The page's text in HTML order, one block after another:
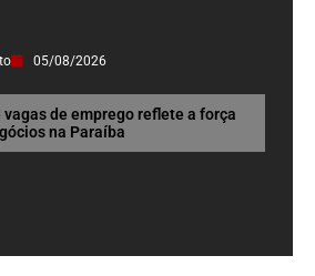
05/08/2026
de emprego reflete a força
na Paraíba